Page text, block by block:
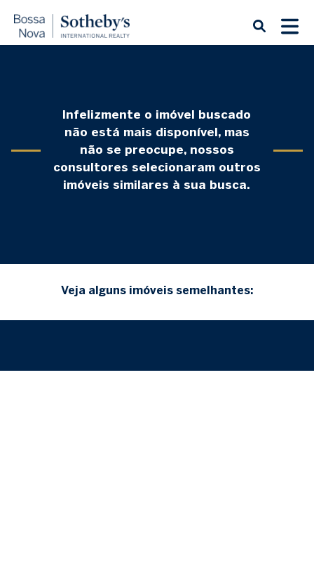
Infelizmente o imóvel buscado
não está mais disponível, mas
não se preocupe, nossos
consultores selecionaram outros
imóveis similares à sua busca.
Veja alguns imóveis semelhantes: